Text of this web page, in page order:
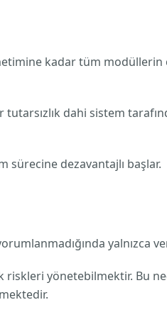
kadar tüm modüllerin
tutarsızlık dahi sistem
sürecine dezavantajlı başlar.
yalnızca
riskleri yönetebilmektir. Bu